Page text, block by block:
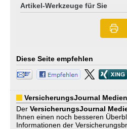
Artikel-Werkzeuge für Sie
Diese Seite empfehlen
VersicherungsJournal
Der VersicherungsJournal
Ihnen einen noch besseren
Informationen der